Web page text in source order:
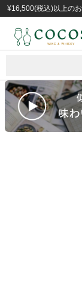
税込)以上のお買い